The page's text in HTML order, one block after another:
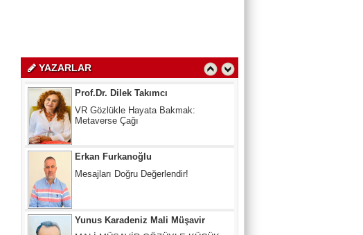
YAZARLARVR Gözlükle Hayata Bakmak:
Metaverse Çağı
Erkan Furkanoğlu
Yunus Karadeniz Mali Müşavir